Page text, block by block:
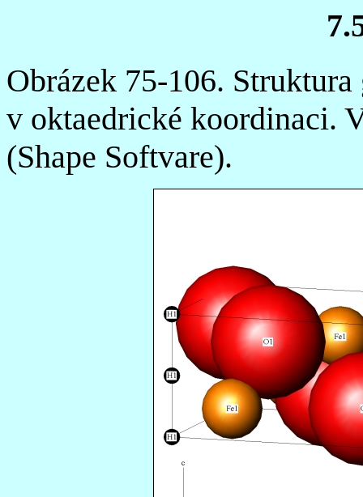
Obrázek 75-106.
v oktaedrické koordinaci.
(Shape Softvare).